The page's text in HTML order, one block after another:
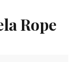
Rope